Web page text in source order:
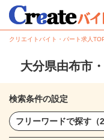
クリエイトバイト・パート求人
大分県由布市
検索条件の設定